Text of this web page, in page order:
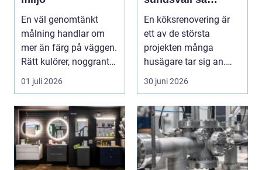
En väl genomtänkt
målning handlar om
mer än färg på väggen.
Rätt kulörer, noggrant
underarbete och e...
01 juli 2026
skapar du ett kök
som håller länge
En köksrenovering är
ett av de största
projekten många
husägare tar sig an.
Kostnaderna är ofta
30 juni 2026